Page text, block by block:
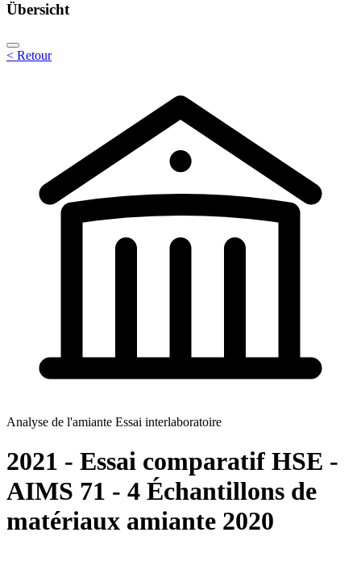
Übersicht
< Retour
Analyse de l'amiante Essai interlaboratoire
2021 - Essai comparatif HSE -
AIMS 71 - 4 Échantillons de
matériaux amiante 2020